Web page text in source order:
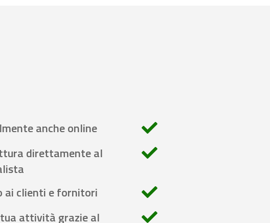
anche online
direttamente al
ai clienti e fornitori
attività grazie al